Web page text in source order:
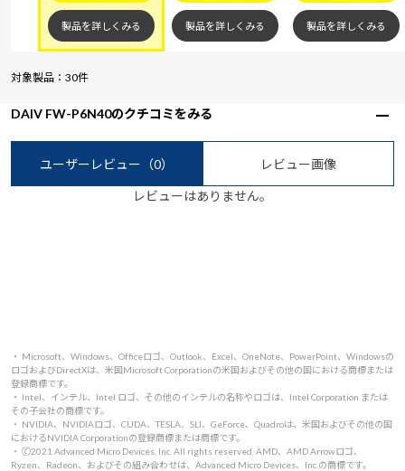
製品を詳しくみる 製品を詳しくみる 製品を詳しくみる
対象製品：30件
DAIV FW-P6N40のクチコミをみる
ユーザーレビュー （0） レビュー画像
レビューはありません。
・ Microsoft、Windows、Officeロゴ、Outlook、Excel、OneNote、PowerPoint、Windowsの
ロゴおよびDirectXは、米国Microsoft Corporationの米国およびその他の国における商標または
登録商標です。
・ Intel、インテル、Intel ロゴ、その他のインテルの名称やロゴは、Intel Corporation または
その子会社の商標です。
・ NVIDIA、NVIDIAロゴ、CUDA、TESLA、SLI、GeForce、Quadroは、米国およびその他の国
におけるNVIDIA Corporationの登録商標または商標です。
・ 🄫2021 Advanced Micro Devices, Inc. All rights reserved. AMD、AMD Arrowロゴ、
Ryzen、Radeon、およびその組み合わせは、Advanced Micro Devices、Inc.の商標です。